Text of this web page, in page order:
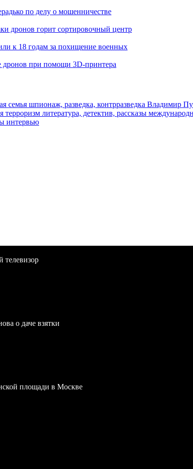
по делу о мошенничестве
дронов горит сортировочный центр
к 18 годам за похищение военных
дронов при помощи 3D‑принтера
семья шпионаж, разведка, контрразведка Владимир
терроризм литература, детектив, рассказы
интервью
телевизор
о даче взятки
площади в Москве